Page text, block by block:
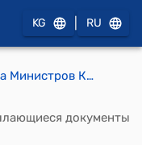
KG RU
Постановление Кабинета Министров КР от 23 декабря 2021 года № 328 "О внесении изменений в постановление Кабинета Министров Кыргызской Республики "Об утверждении Среднесрочной тарифной политики Кыргызской Республики на электрическую энергию на 2021-2025 годы" от 30 сентября 2021 года № 192"
документы